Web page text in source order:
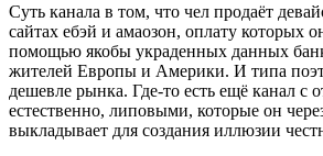
Суть канала в том, что чел продаёт
сайтах ебэй и амаозон, оплату которых
помощью якобы украденных данных
жителей Европы и Америки. И типа
дешевле рынка. Где-то есть ещё канал с
естественно, липовыми, которые он
выкладывает для создания иллюзии